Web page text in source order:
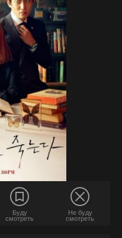
Буду
смотреть
Не буду
смотреть